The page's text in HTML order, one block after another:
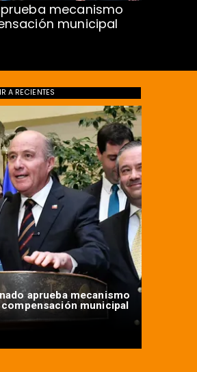
mecanismo
municipal
aprueba mecanismo
compensación municipal
IR A RECIENTES